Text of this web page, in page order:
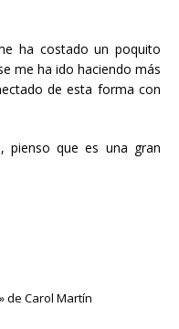
ha costado un poquito
me ha ido haciendo más
de esta forma con
pienso que es una gran
de Carol Martín